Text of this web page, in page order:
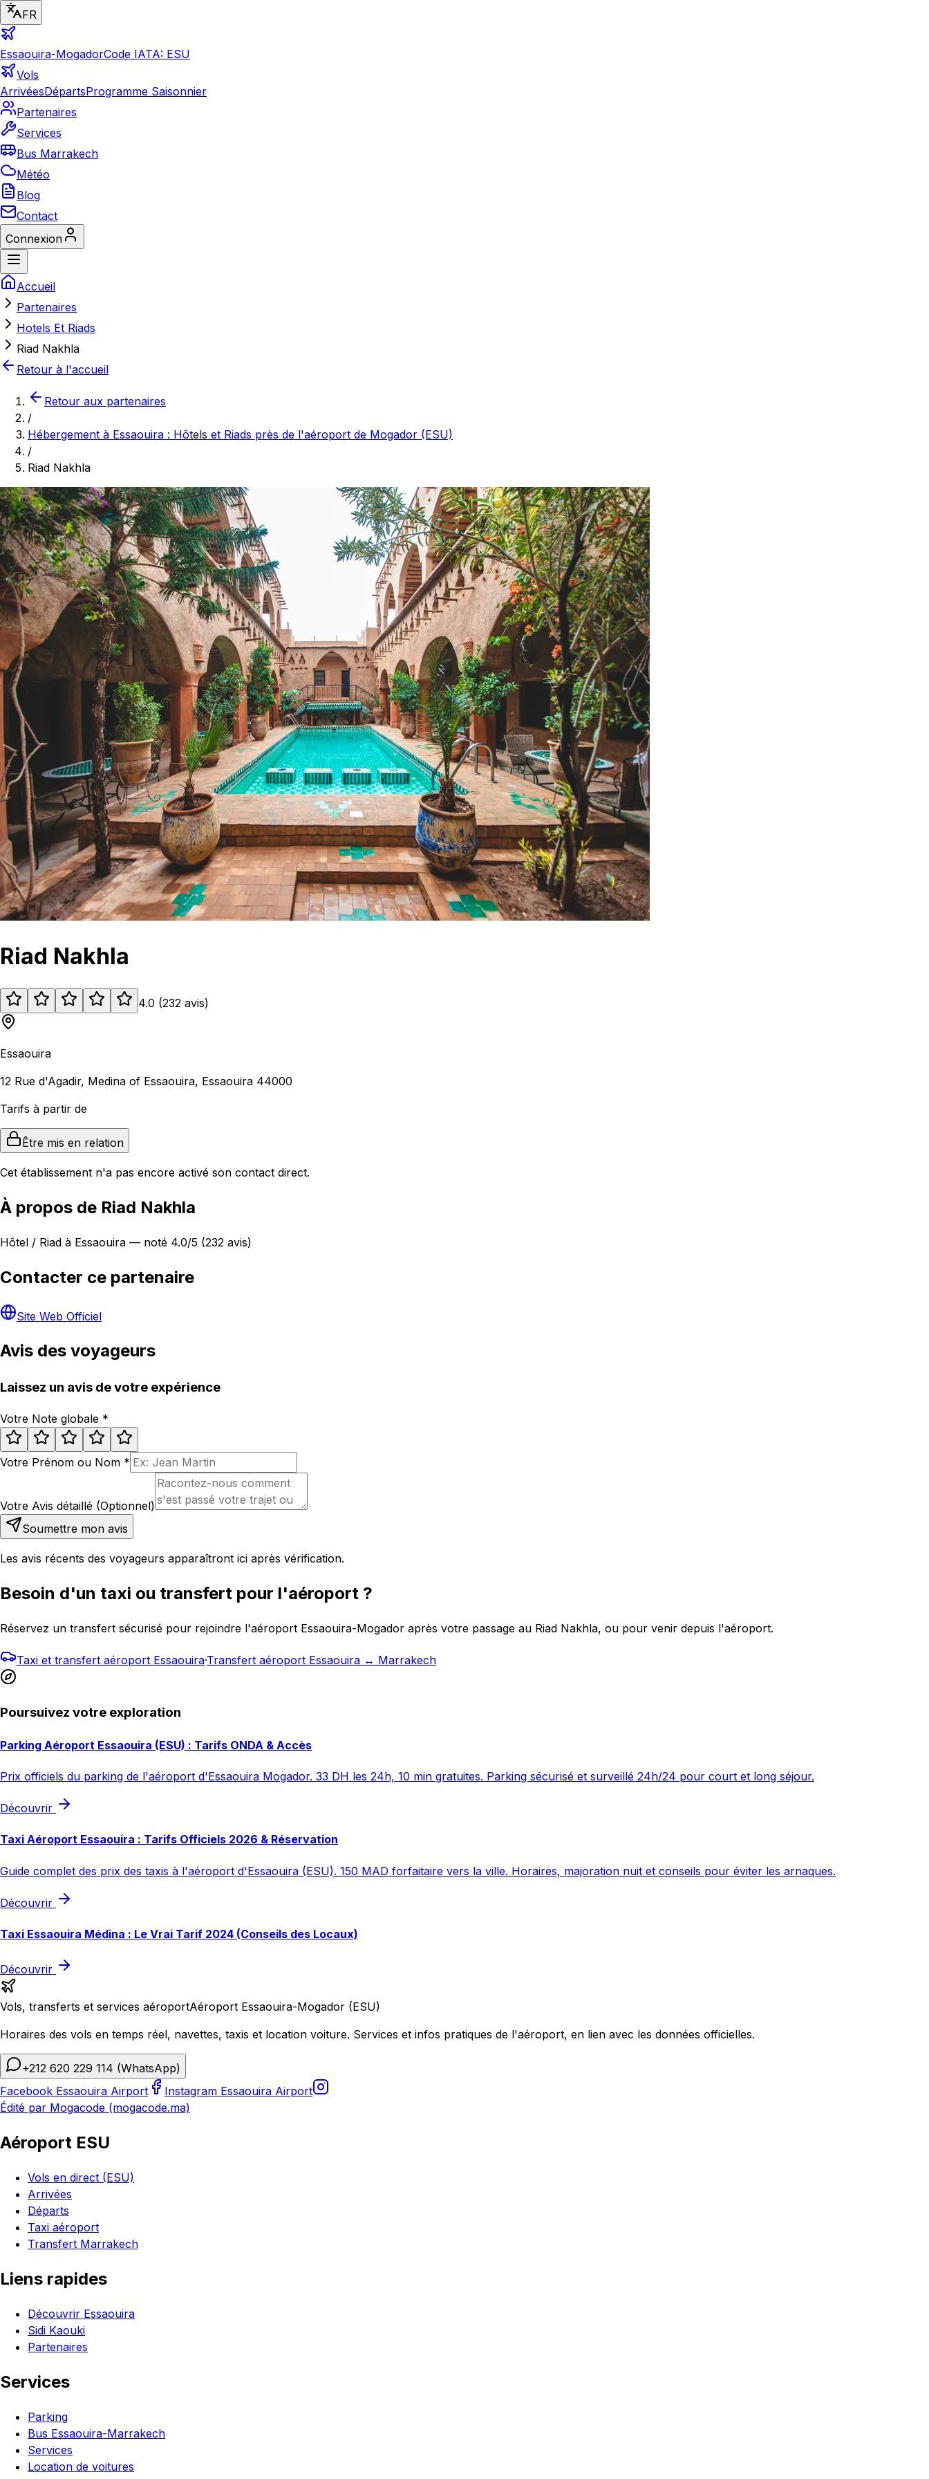
FR
Essaouira-MogadorCode IATA: ESU
Vols
ArrivéesDépartsProgramme Saisonnier
Partenaires
Services
Bus Marrakech
Météo
Blog
Contact
Connexion
Accueil
Partenaires
Hotels Et Riads
Riad Nakhla
Retour à l'accueil
Retour aux partenaires
/
Hébergement à Essaouira : Hôtels et Riads près de l'aéroport de Mogador (ESU)
/
Riad Nakhla
Riad Nakhla
4.0 (232 avis)
Essaouira
12 Rue d'Agadir, Medina of Essaouira, Essaouira 44000
Tarifs à partir de
Être mis en relation
Cet établissement n'a pas encore activé son contact direct.
À propos de Riad Nakhla
Hôtel / Riad à Essaouira — noté 4.0/5 (232 avis)
Contacter ce partenaire
Site Web Officiel
Avis des voyageurs
Laissez un avis de votre expérience
Votre Note globale *
Votre Prénom ou Nom *
Votre Avis détaillé (Optionnel)
Soumettre mon avis
Les avis récents des voyageurs apparaîtront ici après vérification.
Besoin d'un taxi ou transfert pour l'aéroport ?
Réservez un transfert sécurisé pour rejoindre l'aéroport Essaouira-Mogador après votre passage au Riad Nakhla, ou pour venir depuis l'aéroport.
Taxi et transfert aéroport Essaouira·Transfert aéroport Essaouira ↔ Marrakech
Poursuivez votre exploration
Parking Aéroport Essaouira (ESU) : Tarifs ONDA & Accès
Prix officiels du parking de l'aéroport d'Essaouira Mogador. 33 DH les 24h, 10 min gratuites. Parking sécurisé et surveillé 24h/24 pour court et long séjour.
Découvrir
Taxi Aéroport Essaouira : Tarifs Officiels 2026 & Réservation
Guide complet des prix des taxis à l'aéroport d'Essaouira (ESU). 150 MAD forfaitaire vers la ville. Horaires, majoration nuit et conseils pour éviter les arnaques.
Découvrir
Taxi Essaouira Médina : Le Vrai Tarif 2024 (Conseils des Locaux)
Découvrir
Vols, transferts et services aéroportAéroport Essaouira-Mogador (ESU)
Horaires des vols en temps réel, navettes, taxis et location voiture. Services et infos pratiques de l'aéroport, en lien avec les données officielles.
+212 620 229 114 (WhatsApp)
Facebook Essaouira Airport
Instagram Essaouira Airport
Édité par Mogacode (mogacode.ma)
Aéroport ESU
Vols en direct (ESU)
Arrivées
Départs
Taxi aéroport
Transfert Marrakech
Liens rapides
Découvrir Essaouira
Sidi Kaouki
Partenaires
Services
Parking
Bus Essaouira-Marrakech
Services
Location de voitures